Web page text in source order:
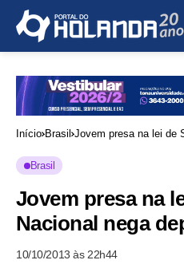
Início Brasil Jovem presa na lei de
Brasil
Jovem presa na
Nacional nega
10/10/2013 às 22h44